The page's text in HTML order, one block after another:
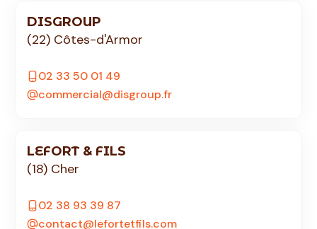
DISGROUP
(22) Côtes-d'Armor
02 33 50 01 49
commercial@disgroup.fr
LEFORT & FILS
(18) Cher
02 38 93 39 87
contact@lefortetfils.com